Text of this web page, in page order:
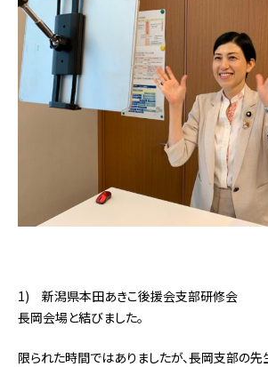
1) 新潟県本田あきこ後援会支部研修会
長岡会場と結びました。
限られた時間ではありましたが、長岡支部の